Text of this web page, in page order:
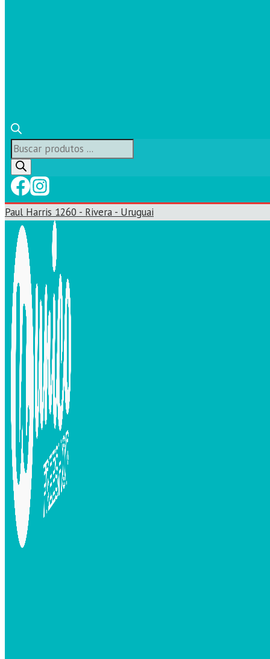
Búsqueda
de
productos
Paul Harris 1260 - Rivera - Uruguai